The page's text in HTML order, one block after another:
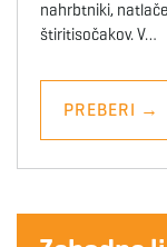
nahrbtniki,
štiritisočakov. V…
PREBERI →